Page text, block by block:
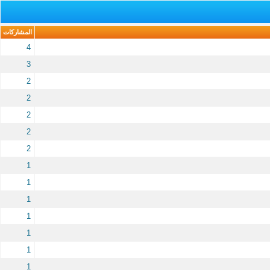
المشاركات
4
3
2
2
2
2
2
1
1
1
1
1
1
1